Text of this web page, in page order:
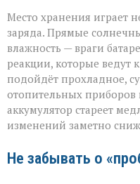
Место хранения играет
заряда. Прямые
влажность — враги
реакции, которые ведут
подойдёт прохладное,
отопительных приборов
аккумулятор стареет
изменений заметно
Не забывать о